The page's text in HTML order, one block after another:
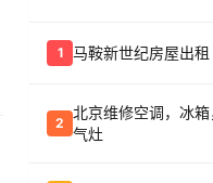
1 马鞍新世纪房屋出租
2
北京维修空调，冰
气灶